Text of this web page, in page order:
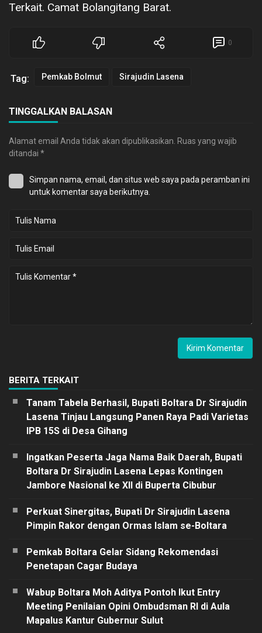
Terkait. Camat Bolangitang Barat.
0
Tag: Pemkab Bolmut Sirajudin Lasena
TINGGALKAN BALASAN
Alamat email Anda tidak akan dipublikasikan. Ruas yang wajib
ditandai *
Simpan nama, email, dan situs web saya pada peramban ini
untuk komentar saya berikutnya.
BERITA TERKAIT
Tanam Tabela Berhasil, Bupati Boltara Dr Sirajudin
Lasena Tinjau Langsung Panen Raya Padi Varietas
IPB 15S di Desa Gihang
Ingatkan Peserta Jaga Nama Baik Daerah, Bupati
Boltara Dr Sirajudin Lasena Lepas Kontingen
Jambore Nasional ke XII di Buperta Cibubur
Perkuat Sinergitas, Bupati Dr Sirajudin Lasena
Pimpin Rakor dengan Ormas Islam se-Boltara
Pemkab Boltara Gelar Sidang Rekomendasi
Penetapan Cagar Budaya
Wabup Boltara Moh Aditya Pontoh Ikut Entry
Meeting Penilaian Opini Ombudsman RI di Aula
Mapalus Kantur Gubernur Sulut